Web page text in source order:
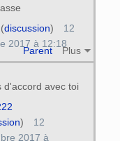
Parent Plus
(discussion)
12
2017 à 12:18
d'accord avec toi
)
12
2017 à